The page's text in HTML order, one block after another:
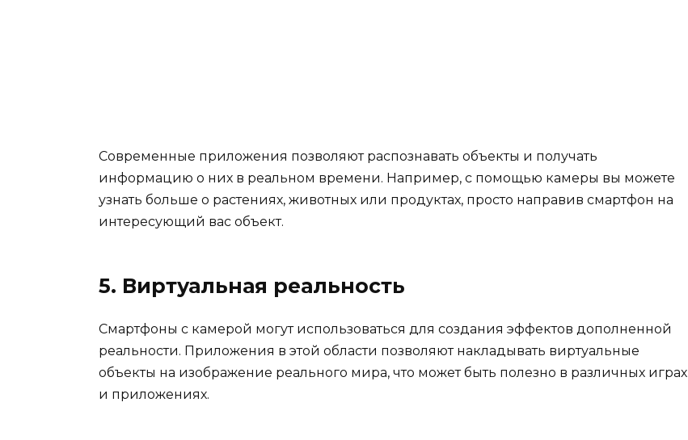
Современные приложения позволяют распознавать объекты и получать
информацию о них в реальном времени. Например, с помощью камеры вы можете
узнать больше о растениях, животных или продуктах, просто направив смартфон на
интересующий вас объект.
5. Виртуальная реальность
Смартфоны с камерой могут использоваться для создания эффектов дополненной
реальности. Приложения в этой области позволяют накладывать виртуальные
объекты на изображение реального мира, что может быть полезно в различных играх
и приложениях.